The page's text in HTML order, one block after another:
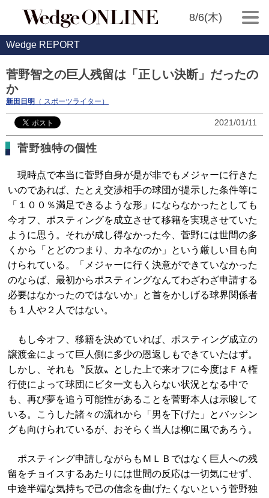
8/6(木)
Wedge REPORT
菅野智之の巨人残留は「正しい決断」だったの
か
新田日明 （ スポーツライター）
2021/01/11
菅野独特の個性
現時点で本当に菅野自身が是が非でもメジャーに行きた
いのであれば、たとえ交渉相手の球団が提示した条件等に
「１００％満足できるような形」にならなかったとしても
今オフ、ポスティングを成立させて移籍を実現させていた
ように思う。それが成し得なかった今、菅野には世間の多
くから「とどのつまり、カネなのか」という厳しい目も向
けられている。「メジャーに行く決意ができていなかった
のならば、最初からポスティングなんてわざわざ申請する
必要はなかったのではないか」と首をかしげる球界関係者
も１人や２人ではない。
もし今オフ、移籍を決めていれば、ポスティング成立の
譲渡金によって巨人側に多少の恩返しもできていたはず。
しかし、それも〝反故〟とした上で来オフに今度はＦＡ権
行使によって球団にビタ一文も入らない状況となる中で
も、再び夢を追う可能性があることを菅野本人は示唆して
いる。こうした諸々の流れから「男を下げた」とバッシン
グも向けられているが、おそらく当人は柳に風であろう。
ポスティング申請しながらもＭＬＢではなく巨人への残
留をチョイスするあたりには世間の反応は一切気にせず、
中途半端な気持ちで己の信念を曲げたくないという菅野独